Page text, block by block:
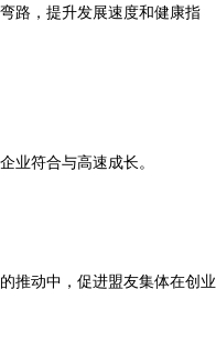
路，提升发展速度和健康指
业符合与高速成长。
推动中，促进盟友集体在创业